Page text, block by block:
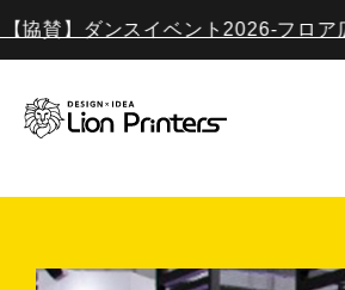
ンスイベント2026-フロア広告- 実